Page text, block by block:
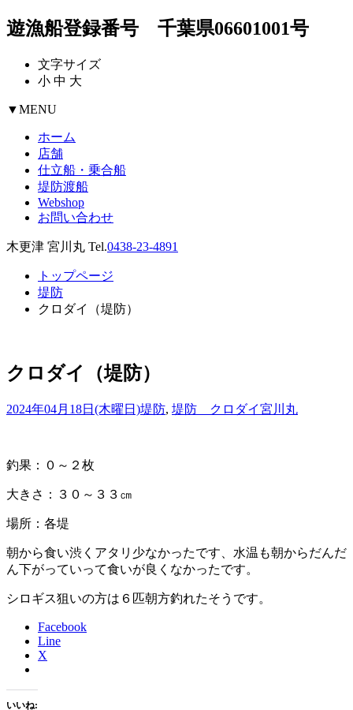
遊漁船登録番号 千葉県06601001号
文字サイズ
小 中 大
▼MENU
ホーム
店舗
仕立船・乗合船
堤防渡船
Webshop
お問い合わせ
木更津 宮川丸 Tel.0438-23-4891
トップページ
堤防
クロダイ（堤防）
クロダイ（堤防）
2024年04月18日(木曜日)堤防, 堤防 クロダイ宮川丸
釣果：０～２枚
大きさ：３０～３３㎝
場所：各堤
朝から食い渋くアタリ少なかったです、水温も朝からだんだ
ん下がっていって食いが良くなかったです。
シロギス狙いの方は６匹朝方釣れたそうです。
Facebook
Line
X
いいね: